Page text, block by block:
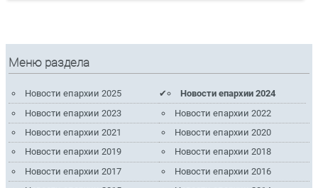
Меню раздела
Новости епархии 2025
Новости епархии 2024
Новости епархии 2023
Новости епархии 2022
Новости епархии 2021
Новости епархии 2020
Новости епархии 2019
Новости епархии 2018
Новости епархии 2017
Новости епархии 2016